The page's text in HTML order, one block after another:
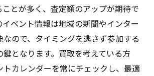
とが多く、査定額のアップが期待で
イベント情報は地域の新聞やインター
ので、タイミングを逃さず参加する
鍵となります。買取を考えている方
トカレンダーを常にチェックし、最適